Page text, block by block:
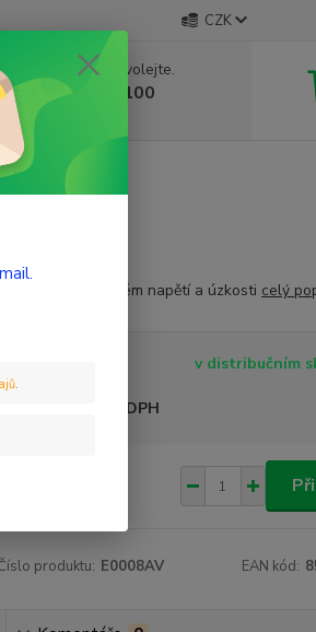
CZK
Nevíte si rady? Zavolejte.
+420 603 332 100
(Po-Pá, 10-17 hod.)
Ulevuje při nervovém napětí a úzkosti celý
v distribučním
Nejsme plátci DPH
produktu: E0008AV EAN kód:
.